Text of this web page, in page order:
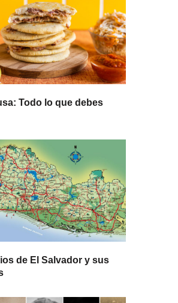
Todo lo que debes
de El Salvador y sus